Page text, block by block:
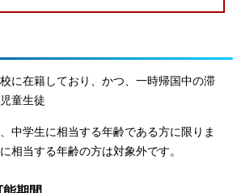
に在籍しており、かつ、一時帰国中の滞
童生徒
中学生に相当する年齢である方に限りま
相当する年齢の方は対象外です。